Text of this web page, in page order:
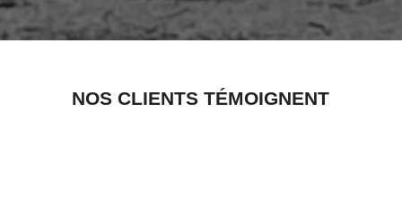
NOS CLIENTS TÉMOIGNENT